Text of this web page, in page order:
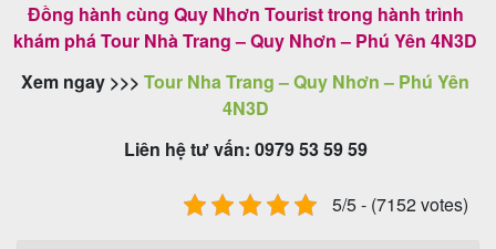
Đồng hành cùng Quy Nhơn Tourist trong hành trình
khám phá Tour Nhà Trang – Quy Nhơn – Phú Yên 4N3D
Xem ngay >>> Tour Nha Trang – Quy Nhơn – Phú Yên
4N3D
Liên hệ tư vấn: 0979 53 59 59
5/5 - (7152 votes)